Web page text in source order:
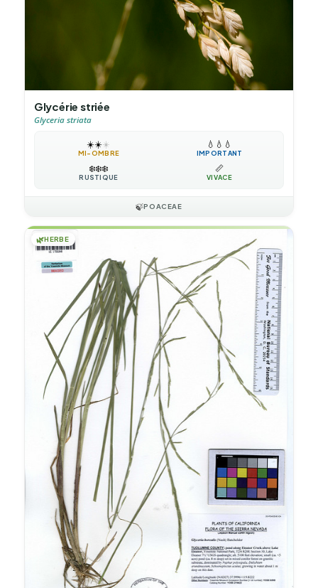
Glycérie striée
Glyceria striata
☀️☀️☀️
MI-OMBRE
💧 💧 💧
IMPORTANT
❄️❄️❄️
RUSTIQUE
📏
VIVACE
🍃POACEAE
🌿HERBE